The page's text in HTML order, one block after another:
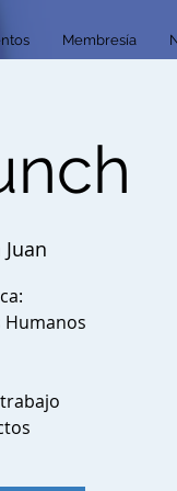
Membresía
Juan
Humanos